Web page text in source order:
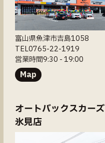
富山県魚津市吉島1058
TEL0765-22-1919
営業時間9:30 - 19:00
Map
オートバックスカーズ
氷見店